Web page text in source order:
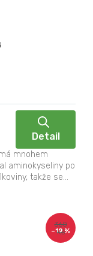
Detail
mnohem
aminokyseliny po
takže se...
360
Kč
–19 %